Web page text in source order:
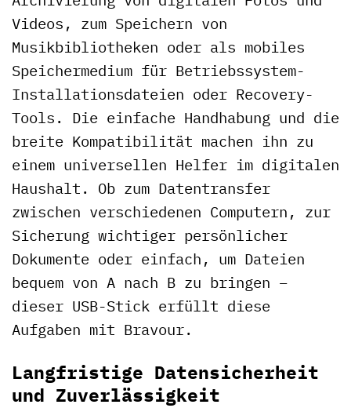
Videos, zum Speichern von
Musikbibliotheken oder als mobiles
Speichermedium für Betriebssystem-
Installationsdateien oder Recovery-
Tools. Die einfache Handhabung und die
breite Kompatibilität machen ihn zu
einem universellen Helfer im digitalen
Haushalt. Ob zum Datentransfer
zwischen verschiedenen Computern, zur
Sicherung wichtiger persönlicher
Dokumente oder einfach, um Dateien
bequem von A nach B zu bringen –
dieser USB-Stick erfüllt diese
Aufgaben mit Bravour.
Langfristige Datensicherheit
und Zuverlässigkeit